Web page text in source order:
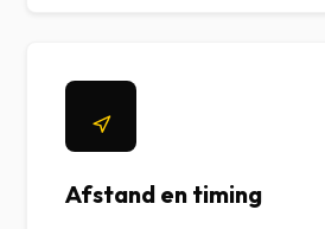
Afstand en timing